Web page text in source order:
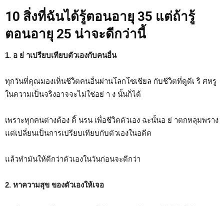
10 สิ่งที่ฉันได้รู้ตอนอายุ 35 แต่ถ้ารู้
ตอนอายุ 25 น่าจะดีกว่านี้
1. อ ย่ าเปรียบเทียบตัวเองกับคนอื่น
ทุกวันที่คุณมองเห็นชีวิตคนอื่นผ่านโลกโซเชียล กับชีวิตที่ดูดีเ ริ ศหรู
ในความเป็นจริงอาจจะไม่ใช่อย่ า ง นั้นก็ได้
เพราะทุกคนต่างต้อง ดิ้ นรน เพื่อชีวิตตัวเอง ฉะนั้นอ ย่ าตกหลุมพราง
แต่เปลี่ยนเป็นการเปรียบเทียบกับตัวเองในอดีต
แล้วทำมันให้ดีกว่าตัวเองในวันก่อนจะดีกว่า
2. หาความสุข ของตัวเองให้เจอ